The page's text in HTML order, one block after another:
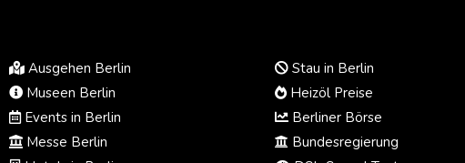
Ausgehen Berlin
Museen Berlin
Events in Berlin
Messe Berlin
Stau in Berlin
Heizöl Preise
Berliner Börse
Bundesregierung